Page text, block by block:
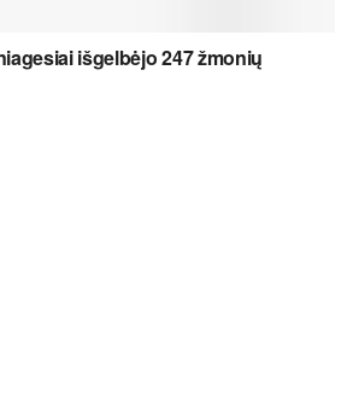
išgelbėjo 247 žmonių